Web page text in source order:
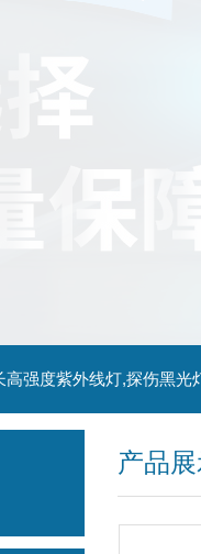
强度紫外线灯,探伤黑光
产品